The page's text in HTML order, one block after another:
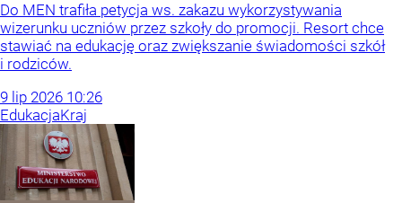
Do MEN trafiła petycja ws. zakazu wykorzystywania
wizerunku uczniów przez szkoły do promocji. Resort chce
stawiać na edukację oraz zwiększanie świadomości szkół
i rodziców.
9 lip 2026 10:26
EdukacjaKraj